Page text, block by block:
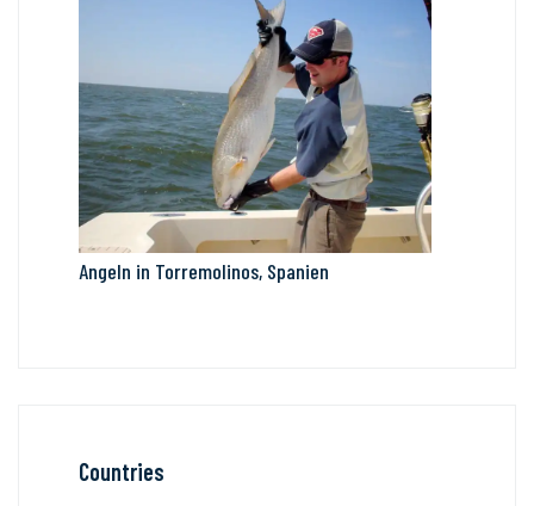
Angeln in Torremolinos, Spanien
Countries